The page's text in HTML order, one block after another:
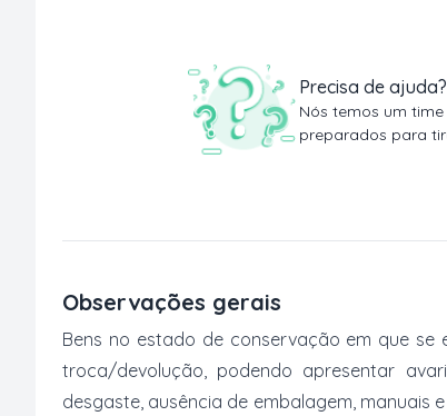
Precisa de ajuda?
Nós temos um
preparados para
Observações gerais
Bens no estado de conservação em que
troca/devolução, podendo apresentar
desgaste, ausência de embalagem, manuais